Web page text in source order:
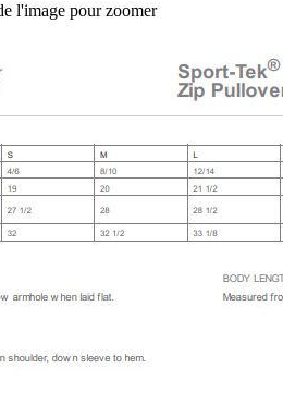
l'image pour zoomer